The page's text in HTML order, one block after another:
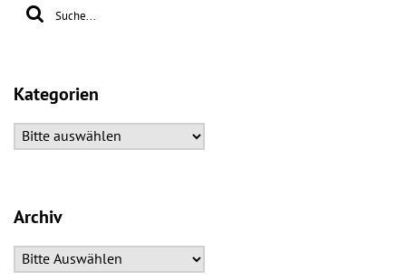
Kategorien
Archiv